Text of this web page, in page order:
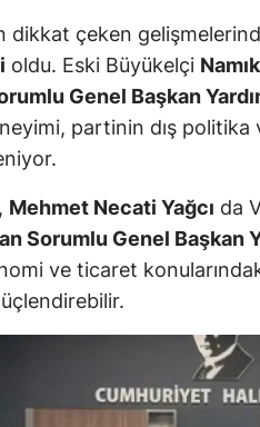
Mersin
İstanbul
İzmir
Kastamonu
Kayseri
Kırşehir
Kocaeli
dikkat çeken
oldu. Eski Büyükelçi
Genel Başkan
partinin dış politika
Mehmet Necati Yağcı da
Sorumlu Genel Başkan
ve ticaret